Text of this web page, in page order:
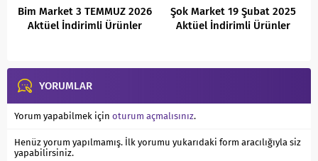
Bim Market 3 TEMMUZ 2026
Aktüel İndirimli Ürünler
Şok Market 19 Şubat 2025
Aktüel İndirimli Ürünler
YORUMLAR
Yorum yapabilmek için oturum açmalısınız.
Henüz yorum yapılmamış. İlk yorumu yukarıdaki form aracılığıyla siz
yapabilirsiniz.